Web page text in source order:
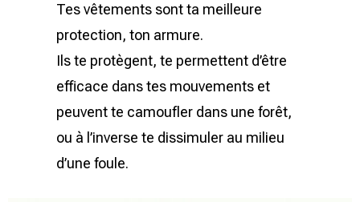
Tes vêtements sont ta meilleure
protection, ton armure.
Ils te protègent, te permettent d’être
efficace dans tes mouvements et
peuvent te camoufler dans une forêt,
ou à l’inverse te dissimuler au milieu
d’une foule.